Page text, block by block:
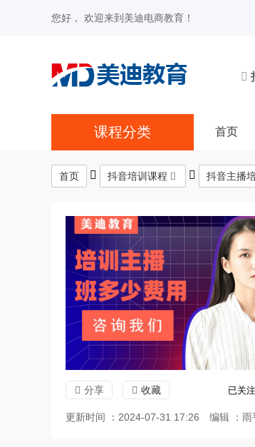
您好， 欢迎来到美迪电商教育！
课程分类 首页
首页 抖音培训课程 抖音主播
分享 收藏 已关注
更新时间 ：2024-07-31 17:26 编辑 ：雨